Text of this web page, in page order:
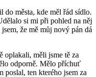
do města, kde měl řád sídlo.
si mi při pohled na něj
že mě můj nový pán dá
oplakali, měli jsme tě za
odporně. Mělo příchuť
poslal, ten kterého jsem za